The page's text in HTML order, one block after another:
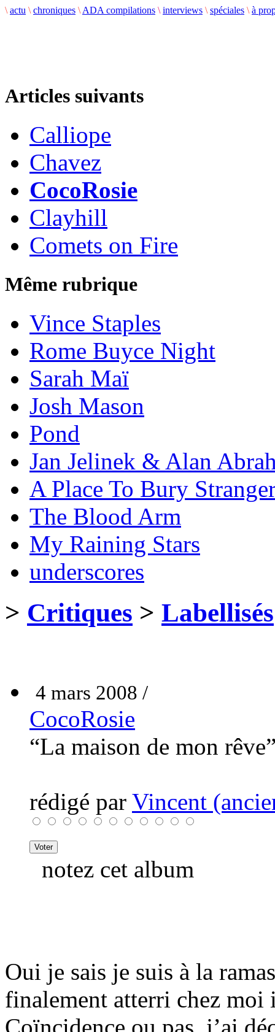
\ actu \ chroniques \ ADA compilations \ interviews \ spéciales \ à
Articles suivants
Calliope
Chavez
CocoRosie
Clayhill
Comets on Fire
Même rubrique
Vince Staples
Rome Buyce Night
Sarah Maï
Josh Mason
Pond
Jan Jelinek & Alan
A Place To Bury
The Blood Arm
My Raining Stars
underscores
> Critiques > Labellisés
4 mars 2008 /
CocoRosie
“La maison de mon
rédigé par Vincent
notez cet album
Oui je sais je suis à la
finalement atterri chez moi
Coïncidence ou pas, j’ai